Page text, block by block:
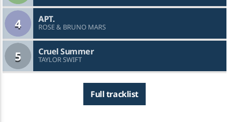
4 APT.
ROSE & BRUNO MARS
5 Cruel Summer
TAYLOR SWIFT
Full tracklist